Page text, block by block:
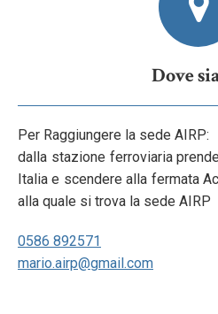
Dove
Per Raggiungere la sede AIRP:
dalla stazione ferroviaria
Italia e scendere alla fermata
alla quale si trova la sede AIRP
0586 892571
mario.airp@gmail.com